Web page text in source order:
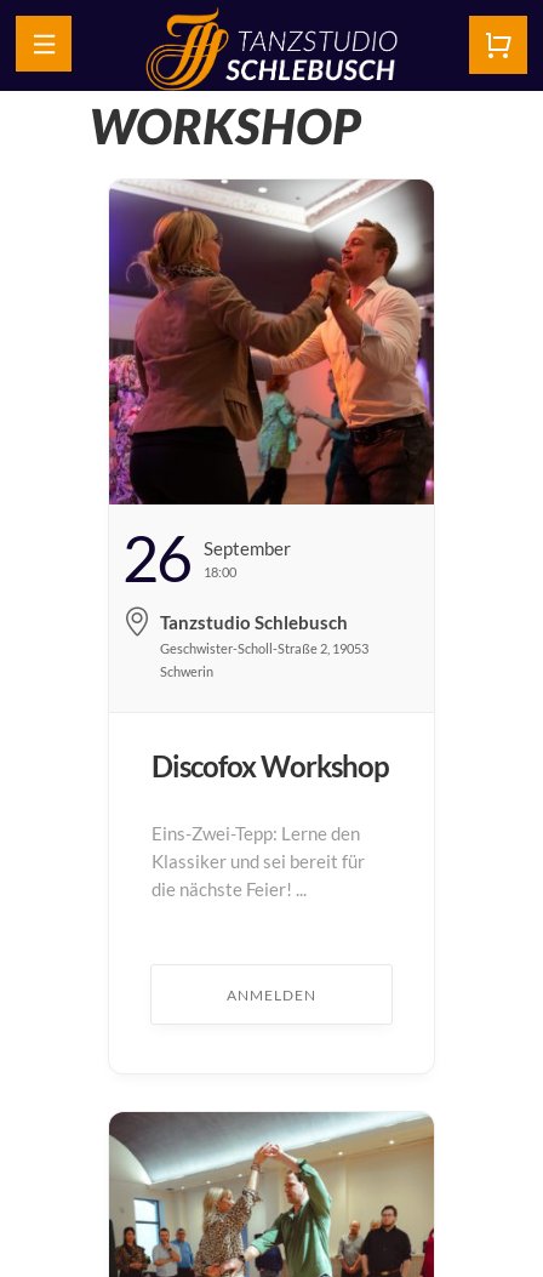
WORKSHOP
26 September
18:00
Tanzstudio Schlebusch
Geschwister-Scholl-Straße 2, 19053
Schwerin
Discofox Workshop
Eins-Zwei-Tepp: Lerne den
Klassiker und sei bereit für
die nächste Feier! ...
ANMELDEN